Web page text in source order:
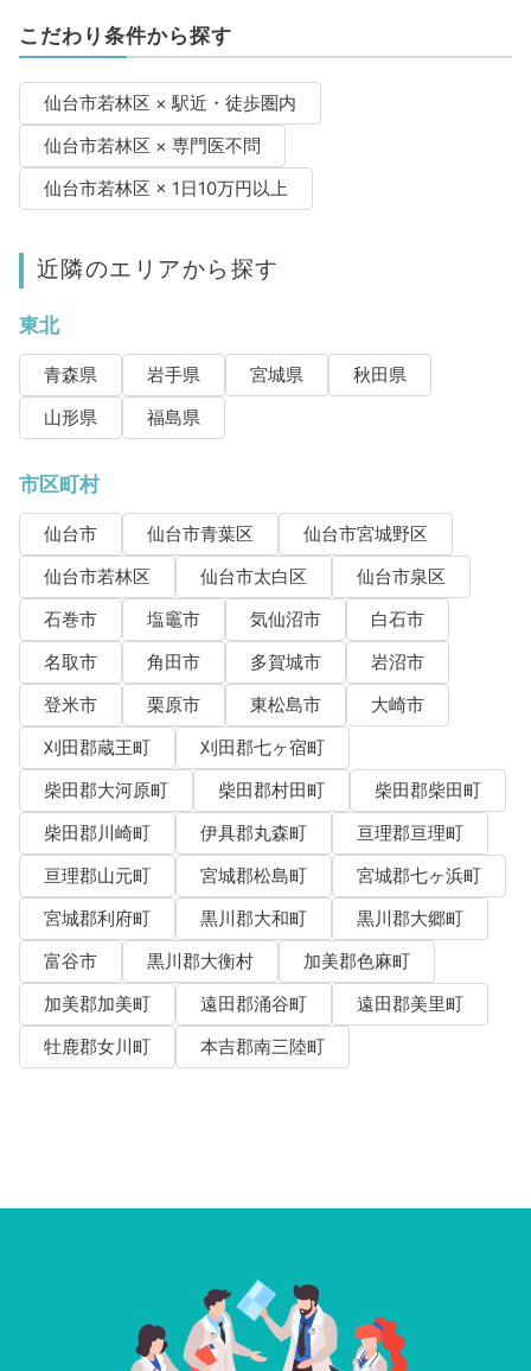
こだわり条件から探す
仙台市若林区 × 駅近・徒歩圏内
仙台市若林区 × 専門医不問
仙台市若林区 × 1日10万円以上
近隣のエリアから探す
東北
青森県 岩手県 宮城県
秋田県
山形県
福島県
市区町村
仙台市 仙台市青葉区
仙台市宮城野区
仙台市若林区
仙台市太白区
仙台市泉区
石巻市
塩竈市 気仙沼市
白石市
名取市
角田市 多賀城市
岩沼市
登米市
栗原市 東松島市
大崎市
刈田郡蔵王町
刈田郡七ヶ宿町
柴田郡大河原町
柴田郡村田町
柴田郡柴田町
柴田郡川崎町
伊具郡丸森町
亘理郡亘理町
亘理郡山元町
宮城郡松島町
宮城郡七ヶ浜町
宮城郡利府町
黒川郡大和町
黒川郡大郷町
富谷市
黒川郡大衡村
加美郡色麻町
加美郡加美町
遠田郡涌谷町
遠田郡美里町
牡鹿郡女川町
本吉郡南三陸町